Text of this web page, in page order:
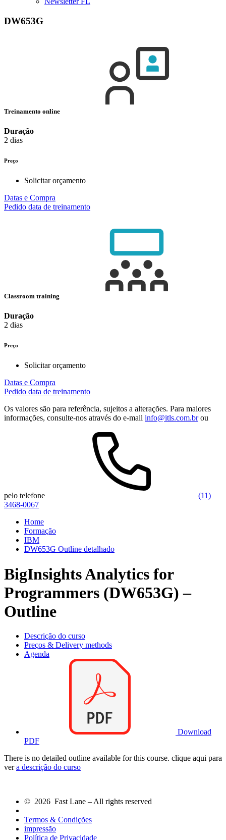
DW653G
Treinamento online
Duração
2 dias
Preço
Solicitar orçamento
Datas e Compra
Pedido data de treinamento
Classroom training
Duração
2 dias
Preço
Solicitar orçamento
Datas e Compra
Pedido data de treinamento
Os valores são para referência, sujeitos a alterações. Para maiores
informações, consulte-nos através do e-mail info@itls.com.brou
pelo telefone
(11)
3468-0067
Home
Formação
IBM
DW653G Outline detalhado
BigInsights Analytics for
Programmers (DW653G) –
Outline
Descrição do curso
Preços & Delivery methods
Agenda
Download
PDF
There is no detailed outline available for this course. clique aqui para
vera descrição do curso
© 2026 Fast Lane – All rights reserved
Termos & Condições
impressão
Política de Privacidade